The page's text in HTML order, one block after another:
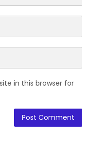
in this browser for